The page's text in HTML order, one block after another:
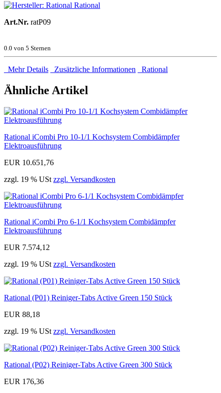
Rational
Art.Nr. ratP09
0.0 von 5 Sternen
Mehr Details Zusätzliche Informationen Rational
Ähnliche Artikel
Rational iCombi Pro 10-1/1 Kochsystem Combidämpfer
Elektroausführung
EUR 10.651,76
zzgl. 19 % USt zzgl. Versandkosten
Rational iCombi Pro 6-1/1 Kochsystem Combidämpfer
Elektroausführung
EUR 7.574,12
zzgl. 19 % USt zzgl. Versandkosten
Rational (P01) Reiniger-Tabs Active Green 150 Stück
EUR 88,18
zzgl. 19 % USt zzgl. Versandkosten
Rational (P02) Reiniger-Tabs Active Green 300 Stück
EUR 176,36